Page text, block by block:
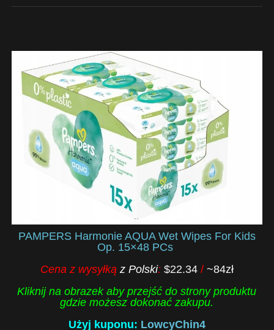
PAMPERS Harmonie AQUA Wet Wipes For Kids
Op. 15×48 PCs
Cena z wysyłkąz Polski: $22.34 / ~84zł
Kliknij na obrazek aby przejść do strony produktu
gdzie możesz dokonać zakupu.
Użyj kuponu: LowcyChin4